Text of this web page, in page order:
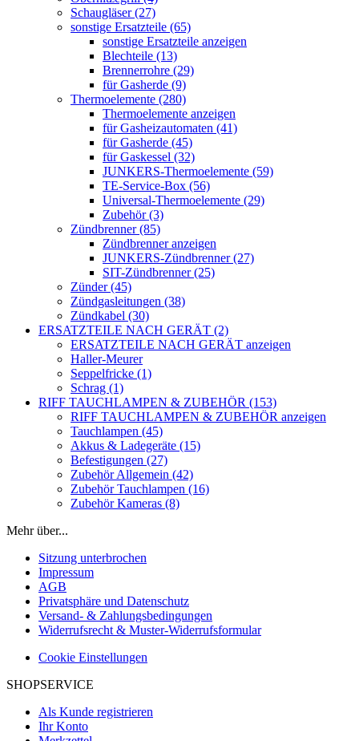
Schaugläser (27)
sonstige Ersatzteile (65)
sonstige Ersatzteile anzeigen
Blechteile (13)
Brennerrohre (29)
für Gasherde (9)
Thermoelemente (280)
Thermoelemente anzeigen
für Gasheizautomaten (41)
für Gasherde (45)
für Gaskessel (32)
JUNKERS-Thermoelemente (59)
TE-Service-Box (56)
Universal-Thermoelemente (29)
Zubehör (3)
Zündbrenner (85)
Zündbrenner anzeigen
JUNKERS-Zündbrenner (27)
SIT-Zündbrenner (25)
Zünder (45)
Zündgasleitungen (38)
Zündkabel (30)
ERSATZTEILE NACH GERÄT (2)
ERSATZTEILE NACH GERÄT anzeigen
Haller-Meurer
Seppelfricke (1)
Schrag (1)
RIFF TAUCHLAMPEN & ZUBEHÖR (153)
RIFF TAUCHLAMPEN & ZUBEHÖR anzeigen
Tauchlampen (45)
Akkus & Ladegeräte (15)
Befestigungen (27)
Zubehör Allgemein (42)
Zubehör Tauchlampen (16)
Zubehör Kameras (8)
Mehr über...
Sitzung unterbrochen
Impressum
AGB
Privatsphäre und Datenschutz
Versand- & Zahlungsbedingungen
Widerrufsrecht & Muster-Widerrufsformular
Cookie Einstellungen
SHOPSERVICE
Als Kunde registrieren
Ihr Konto